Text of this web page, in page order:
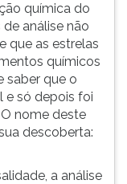
química do
análise não
que as estrelas
químicos
saber que o
e só depois foi
nome deste
descoberta:
a análise